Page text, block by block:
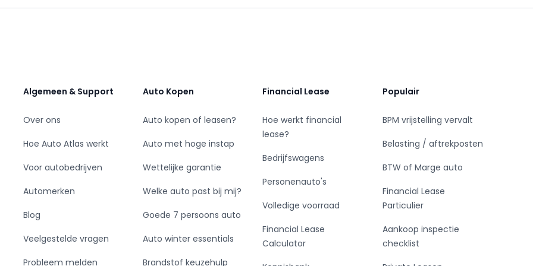
meerdere modellen op voorraad. Staat
of andere wensen er niet tussen? Houdt
een nieuwe aanvoer van deze modellen
deze website onvolledig en of onjuist zijn, dan
Voor de prijzen die op onze website
mogelijke weergave van de realiteit en de
herkenbaar zijn als programmeer dan wel
Neem aub met ons contact op
heeft, zodat eventuele foutieve informatie
Algemeen & Support
Over ons
Hoe Auto Atlas werkt
Voor autobedrijven
Automerken
Blog
Veelgestelde vragen
Probleem melden
Auto Kopen
Auto kopen of leasen?
Auto met hoge instap
Wettelijke garantie
Welke auto past bij mij?
Goede 7 persoons auto
Auto winter essentials
Brandstof keuzehulp
Financial Lease
Hoe werkt financial
lease?
Bedrijfswagens
Personenauto's
Volledige voorraad
Financial Lease
Calculator
Populair
BPM vrijstelling vervalt
Belasting / aftrekposten
BTW of Marge auto
Financial Lease
Particulier
Aankoop inspectie
checklist